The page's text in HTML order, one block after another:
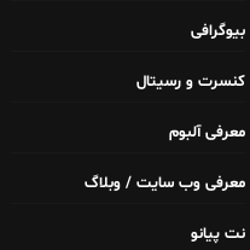
بیوگرافی
کنسرت و رسیتال
معرفی آلبوم
معرفی وب سایت / وبلاگ
نت پیانو